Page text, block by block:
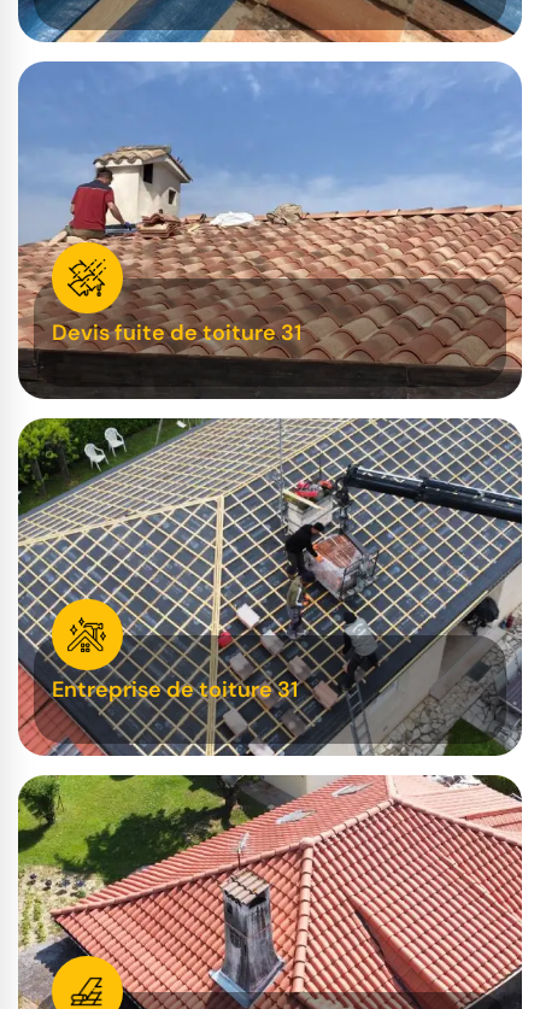
Devis fuite de toiture 31
Entreprise de toiture 31